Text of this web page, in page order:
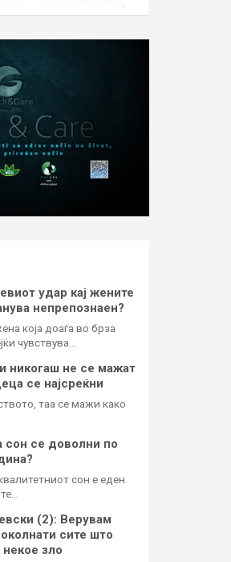
удар кај жените
непрепознаен?
која доаѓа во брза
чувствува…
никогаш не се мажат
се најсреќни
таа се мажи како
сон се доволни по
сон е еден
(2): Верувам
сите што
зло